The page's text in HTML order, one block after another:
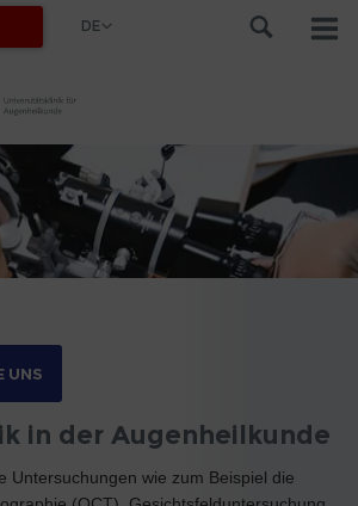
DE
UNS
in der Augenheilkunde
Untersuchungen wie zum Beispiel die